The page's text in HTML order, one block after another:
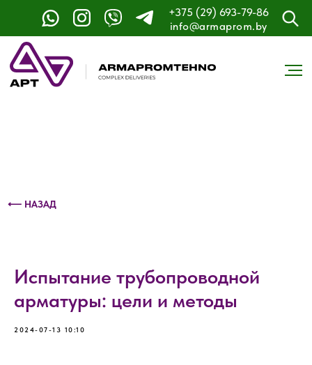
+375 (29) 693-79-86
info@armaprom.by
Контактный телефон: +375 (29) 693-79-86
⟵ НАЗАД
Испытание трубопроводной
арматуры: цели и методы
2024-07-13 10:10